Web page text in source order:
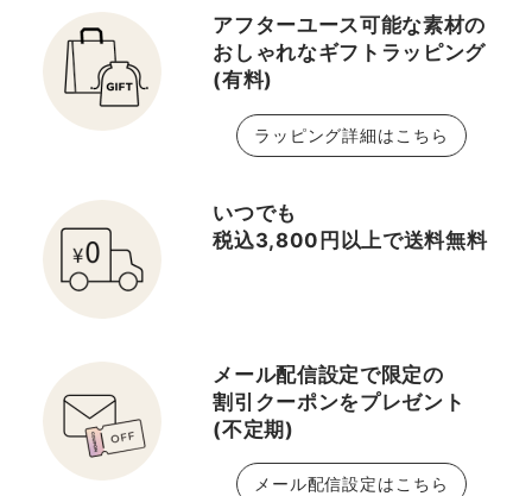
アフターユース可能な素材の
おしゃれなギフトラッピング
(有料)
ラッピング詳細はこちら
いつでも
税込3,800円以上で送料無料
メール配信設定で限定の
割引クーポンをプレゼント
(不定期)
メール配信設定はこちら